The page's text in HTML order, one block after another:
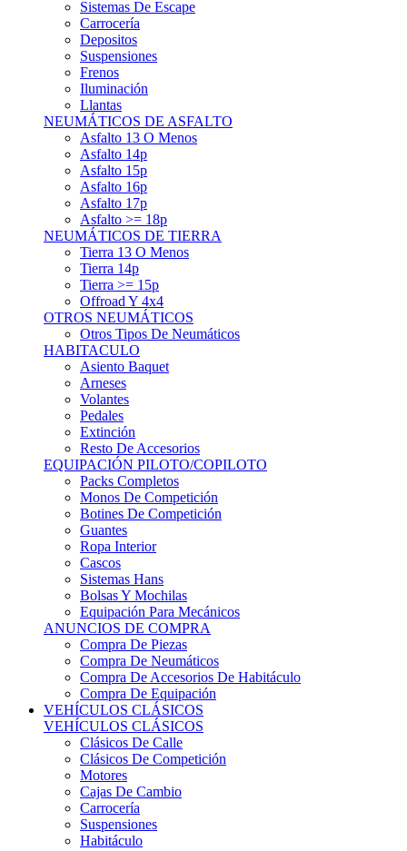
Depositos
Suspensiones
Frenos
Iluminación
Llantas
NEUMÁTICOS DE ASFALTO
Asfalto 13 O Menos
Asfalto 14p
Asfalto 15p
Asfalto 16p
Asfalto 17p
Asfalto >= 18p
NEUMÁTICOS DE TIERRA
Tierra 13 O Menos
Tierra 14p
Tierra >= 15p
Offroad Y 4x4
OTROS NEUMÁTICOS
Otros Tipos De Neumáticos
HABITACULO
Asiento Baquet
Arneses
Volantes
Pedales
Extinción
Resto De Accesorios
EQUIPACIÓN PILOTO/COPILOTO
Packs Completos
Monos De Competición
Botines De Competición
Guantes
Ropa Interior
Cascos
Sistemas Hans
Bolsas Y Mochilas
Equipación Para Mecánicos
ANUNCIOS DE COMPRA
Compra De Piezas
Compra De Neumáticos
Compra De Accesorios De Habitáculo
Compra De Equipación
VEHÍCULOS CLÁSICOS
VEHÍCULOS CLÁSICOS
Clásicos De Calle
Clásicos De Competición
Motores
Cajas De Cambio
Carrocería
Suspensiones
Habitáculo
Llantas